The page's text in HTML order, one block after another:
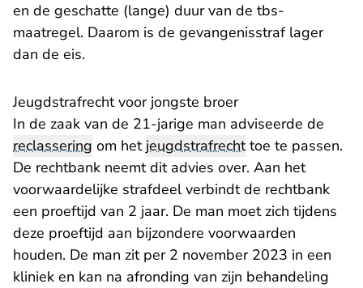
en de geschatte (lange) duur van de tbs-
maatregel. Daarom is de gevangenisstraf lager
dan de eis.
Jeugdstrafrecht voor jongste broer
In de zaak van de 21-jarige man adviseerde de
reclassering om het jeugdstrafrechttoe te passen.
De rechtbank neemt dit advies over. Aan het
voorwaardelijke strafdeel verbindt de rechtbank
een proeftijd van 2 jaar. De man moet zich tijdens
deze proeftijd aan bijzondere voorwaarden
houden. De man zit per 2 november 2023 in een
kliniek en kan na afronding van zijn behandeling